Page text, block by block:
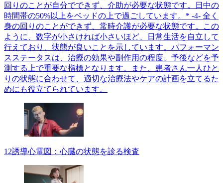
回りのことが自分でできず、介助が必要な状態です。日中の
時間帯の50%以上をベッドの上で過ごしています。* -4- 全く
身の回りのことができず、常時介護が必要な状態です。この
ように、数字が小さければ小さいほど、日常生活を自立して
行えており、状態が良いことを示しています。パフォーマン
スステータスは、治療の効果や副作用の程度、予後などを予
測する上で重要な指標となります。また、患者さん一人ひと
りの状態に合わせて、適切な治療法やケアの計画を立てるた
めにも役立てられています。
12誘導心電図：心臓の状態を診る検査